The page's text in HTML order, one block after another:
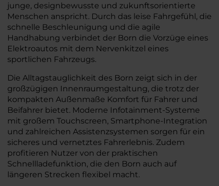
junge, designbewusste und zukunftsorientierte
Menschen anspricht. Durch das leise Fahrgefühl, die
schnelle Beschleunigung und die agile
Handhabung verbindet der Born die Vorzüge eines
Elektroautos mit dem Nervenkitzel eines
sportlichen Fahrzeugs.
Die Alltagstauglichkeit des Born zeigt sich in der
großzügigen Innenraumgestaltung, die trotz der
kompakten Außenmaße Komfort für Fahrer und
Beifahrer bietet. Moderne Infotainment-Systeme
mit großem Touchscreen, Smartphone-Integration
und zahlreichen Assistenzsystemen sorgen für ein
sicheres und vernetztes Fahrerlebnis. Zudem
profitieren Nutzer von der praktischen
Schnellladefunktion, die den Born auch auf
längeren Strecken flexibel macht.